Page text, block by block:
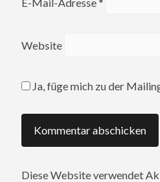
Website
Ja, füge mich zu der
Diese Website verwendet